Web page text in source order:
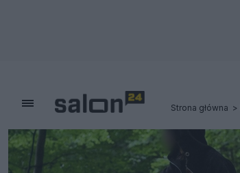
Strona główna